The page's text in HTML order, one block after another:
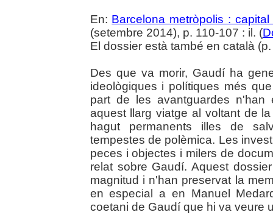
En: Barcelona metròpolis :
(setembre 2014), p. 110-107 : il. (
El dossier està també en català
Des que va morir, Gaudí ha
ideològiques i polítiques més
part de les avantguardes n'han
aquest llarg viatge al voltant de
hagut permanents illes de
tempestes de polèmica. Les
peces i objectes i milers de
relat sobre Gaudí. Aquest
magnitud i n'han preservat la
en especial a en Manuel
coetani de Gaudí que hi va veure